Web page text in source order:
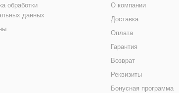
обработки
данных
О компании
Доставка
Оплата
Гарантия
Возврат
Реквизиты
Бонусная программа